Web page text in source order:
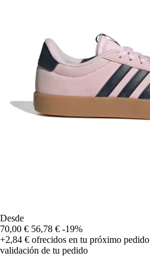
Desde
70,00 € 56,78 € -19%
+2,84 € ofrecidos en tu próximo pedido
validación de tu pedido